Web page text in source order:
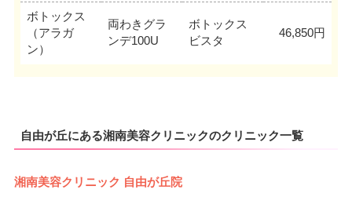
ボトックス
（アラガ
ン）
両わきグラ
ンデ100U
ボトックス
ビスタ
46,850円
自由が丘にある湘南美容クリニックのクリニック一覧
湘南美容クリニック 自由が丘院